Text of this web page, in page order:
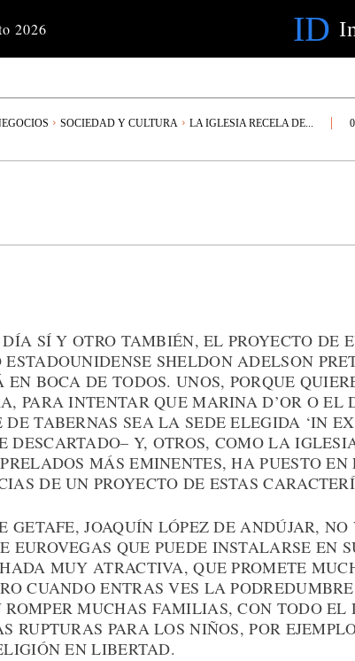
2026 ID
SOCIEDAD Y CULTURA LA IGLESIA RECELA DE...
SÍ Y OTRO TAMBIÉN, EL PROYECTO DE
ESTADOUNIDENSE SHELDON ADELSON
EN BOCA DE TODOS. UNOS, PORQUE
PARA INTENTAR QUE MARINA D’OR O EL
TABERNAS SEA LA SEDE ELEGIDA ‘IN
DESCARTADO– Y, OTROS, COMO LA
MÁS EMINENTES, HA PUESTO
DE UN PROYECTO DE ESTAS
GETAFE, JOAQUÍN LÓPEZ DE ANDÚJAR,
EUROVEGAS QUE PUEDE INSTALARSE EN
MUY ATRACTIVA, QUE PROMETE
CUANDO ENTRAS VES LA
ROMPER MUCHAS FAMILIAS, CON TODO EL
RUPTURAS PARA LOS NIÑOS, POR
EN LIBERTAD.